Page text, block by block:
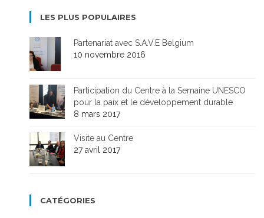
LES PLUS POPULAIRES
Partenariat avec S.A.V.E Belgium
10 novembre 2016
Participation du Centre à la Semaine UNESCO
pour la paix et le développement durable
8 mars 2017
Visite au Centre
27 avril 2017
CATÉGORIES